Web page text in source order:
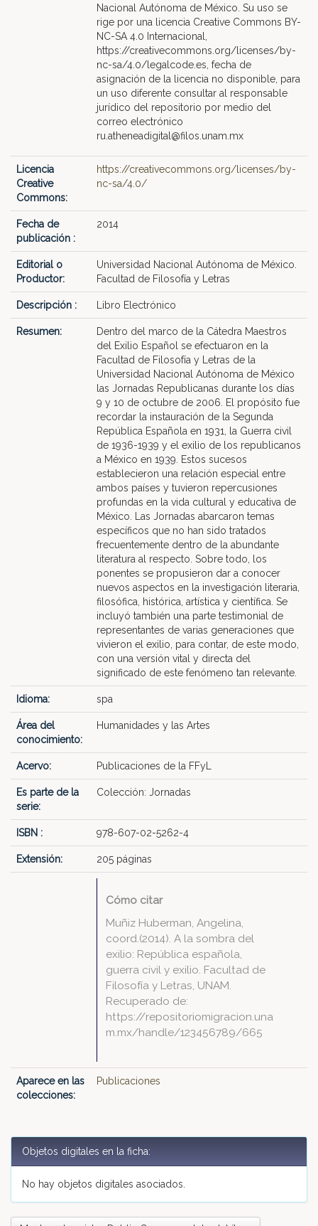
Nacional Autónoma de México. Su uso se
rige por una licencia Creative Commons BY-
NC-SA 4.0 Internacional,
https://creativecommons.org/licenses/by-
nc-sa/4.0/legalcode.es, fecha de
asignación de la licencia no disponible, para
un uso diferente consultar al responsable
jurídico del repositorio por medio del
correo electrónico
ru.atheneadigital@filos.unam.mx
Licencia
Creative
Commons:
https://creativecommons.org/licenses/by-
nc-sa/4.0/
Fecha de
publicación :
2014
Editorial o
Productor:
Universidad Nacional Autónoma de México.
Facultad de Filosofía y Letras
Descripción : Libro Electrónico
Resumen:
Dentro del marco de la Cátedra Maestros
del Exilio Español se efectuaron en la
Facultad de Filosofía y Letras de la
Universidad Nacional Autónoma de México
las Jornadas Republicanas durante los días
9 y 10 de octubre de 2006. El propósito fue
recordar la instauración de la Segunda
República Española en 1931, la Guerra civil
de 1936-1939 y el exilio de los republicanos
a México en 1939. Estos sucesos
establecieron una relación especial entre
ambos países y tuvieron repercusiones
profundas en la vida cultural y educativa de
México. Las Jornadas abarcaron temas
específicos que no han sido tratados
frecuentemente dentro de la abundante
literatura al respecto. Sobre todo, los
ponentes se propusieron dar a conocer
nuevos aspectos en la investigación literaria,
filosófica, histórica, artística y científica. Se
incluyó también una parte testimonial de
representantes de varias generaciones que
vivieron el exilio, para contar, de este modo,
con una versión vital y directa del
significado de este fenómeno tan relevante.
Idioma: spa
Área del
conocimiento:
Humanidades y las Artes
Acervo: Publicaciones de la FFyL
Es parte de la
serie:
Colección: Jornadas
ISBN : 978-607-02-5262-4
Extensión: 205 páginas
Cómo citar
Muñiz Huberman, Angelina,
coord.(2014). A la sombra del
exilio: República española,
guerra civil y exilio. Facultad de
Filosofía y Letras, UNAM.
Recuperado de:
https://repositoriomigracion.una
m.mx/handle/123456789/665
Aparece en las
colecciones:
Publicaciones
Objetos digitales en la ficha:
No hay objetos digitales asociados.